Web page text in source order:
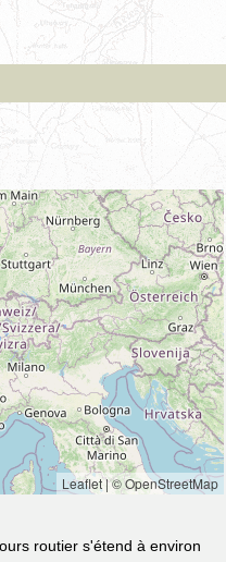
Leaflet|© OpenStreetMap
routier s'étend à environ